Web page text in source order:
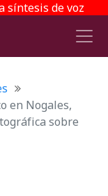
síntesis de voz
en Nogales,
sobre